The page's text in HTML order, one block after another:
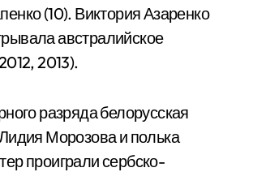
(10). Виктория Азаренко
австралийское
2013).
разряда белорусская
Морозова и полька
проиграли сербско-